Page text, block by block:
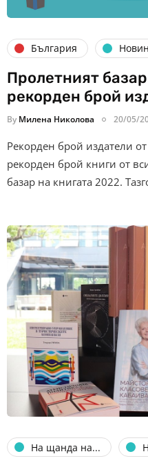
България
Пролетният
рекорден брой
By Милена Николова 20/05/
Рекорден брой издатели
рекорден брой книги от
базар на книгата 2022.
На щанда на...